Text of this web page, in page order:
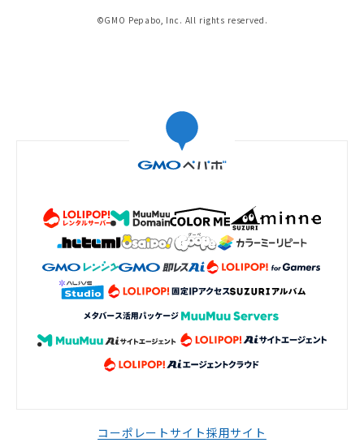
©GMO Pepabo, Inc. All rights reserved.
コーポレートサイト採用サイト